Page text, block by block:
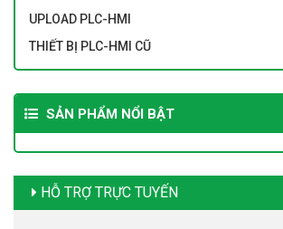
UPLOAD PLC-HMI
THIẾT BỊ PLC-HMI CŨ
SẢN PHẨM NỔI BẬT
HỖ TRỢ TRỰC TUYẾN